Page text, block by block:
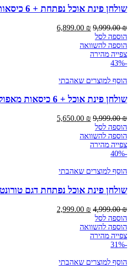
שולחן פינת אוכל נפתחת + 6 כיסאות מאפוקסי דגם סתיו
9,999.00₪
6,899.00 ₪
הוספה לסל
הוספה להשוואה
צפייה מהירה
-43%
הוסף למוצרים שאהבתי
שולחן פינת אוכל + 6 כיסאות מאפוקסי דגם ארמני
9,999.00₪
5,650.00 ₪
הוספה לסל
הוספה להשוואה
צפייה מהירה
-40%
הוסף למוצרים שאהבתי
שולחן פינת אוכל נפתחת דגם
4,999.00₪
2,999.00 ₪
הוספה לסל
הוספה להשוואה
צפייה מהירה
-31%
הוסף למוצרים שאהבתי